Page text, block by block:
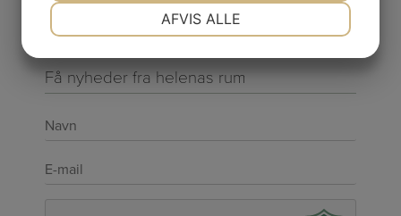
Smiley-ordningen
Få nyheder fra helenas rum
Navn
*
E-
mail
MARKETING
AFVIS ALLE